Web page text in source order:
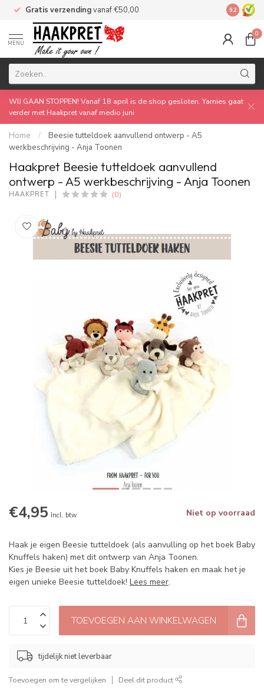
Gratis verzendingvanaf €50,00 Made by
9.2
MENU
0
WIJ GAAN STOPPEN! Vanaf 18 april is de shop gesloten. Yarnies gaat
verder met Haakpret vanaf medio juni
Home /
Beesie tutteldoek aanvullend ontwerp - A5
werkbeschrijving - Anja Toonen
Haakpret Beesie tutteldoek aanvullend
ontwerp - A5 werkbeschrijving - Anja Toonen
HAAKPRET (0)
€4,95 Incl. btw Niet op voorraad
Haak je eigen Beesie tutteldoek (als aanvulling op het boek Baby
Knuffels haken) met dit ontwerp van Anja Toonen.
Kies je Beesie uit het boek Baby Knuffels haken en maak het je
eigen unieke Beesie tutteldoek! Lees meer.
TOEVOEGEN AAN WINKELWAGEN
tijdelijk niet leverbaar
Toevoegen om te vergelijken Deel dit product